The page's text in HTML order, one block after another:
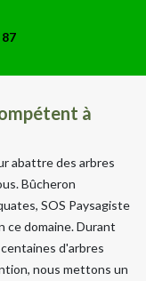
à
abattre des arbres
Bûcheron
SOS Paysagiste
ce domaine. Durant
d'arbres
nous mettons un